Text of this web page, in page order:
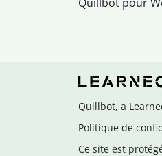
Quillbot, a
Politique de
Ce site est